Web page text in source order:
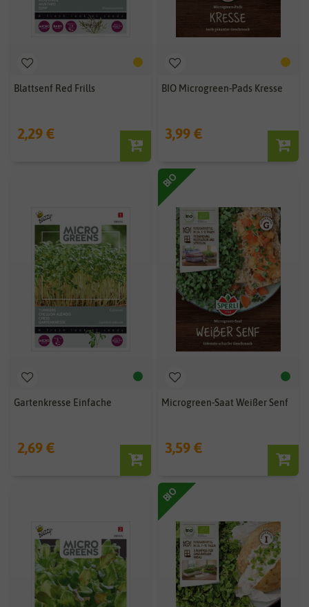
Blattsenf Red Frills
2,29 €
BIO Microgreen-Pads Kresse
3,99 €
Gartenkresse Einfache
2,69 €
BIO
Microgreen-Saat Weißer Senf
3,59 €
BIO